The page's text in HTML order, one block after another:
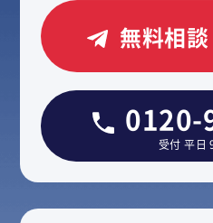
無料相
0120-
受付 平日